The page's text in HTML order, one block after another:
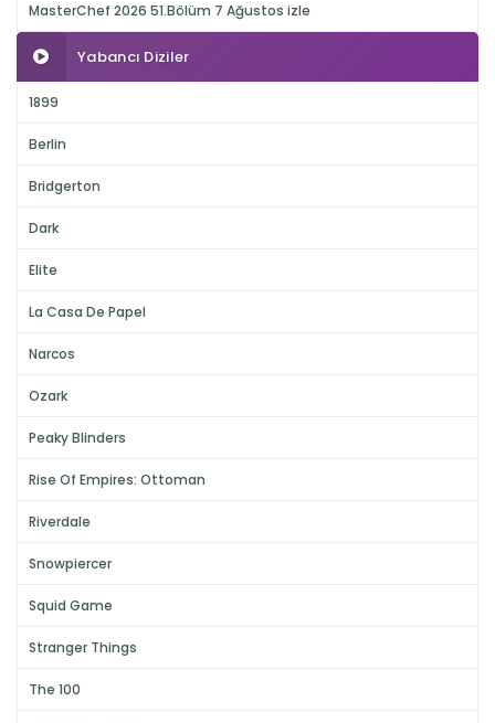
MasterChef 2026 51.Bölüm 7 Ağustos izle
Yabancı Diziler
1899
Berlin
Bridgerton
Dark
Elite
La Casa De Papel
Narcos
Ozark
Peaky Blinders
Rise Of Empires: Ottoman
Riverdale
Snowpiercer
Squid Game
Stranger Things
The 100